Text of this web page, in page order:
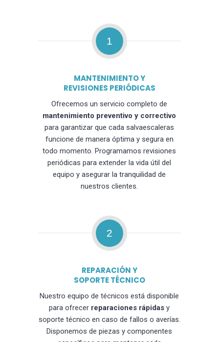
1
MANTENIMIENTO Y
REVISIONES PERIÓDICAS
Ofrecemos un servicio completo de
mantenimiento preventivo y correctivo
para garantizar que cada salvaescaleras
funcione de manera óptima y segura en
todo momento. Programamos revisiones
periódicas para extender la vida útil del
equipo y asegurar la tranquilidad de
nuestros clientes.
2
REPARACIÓN Y
SOPORTE TÉCNICO
Nuestro equipo de técnicos está disponible
para ofrecer reparaciones rápidas y
soporte técnico en caso de fallos o averías.
Disponemos de piezas y componentes